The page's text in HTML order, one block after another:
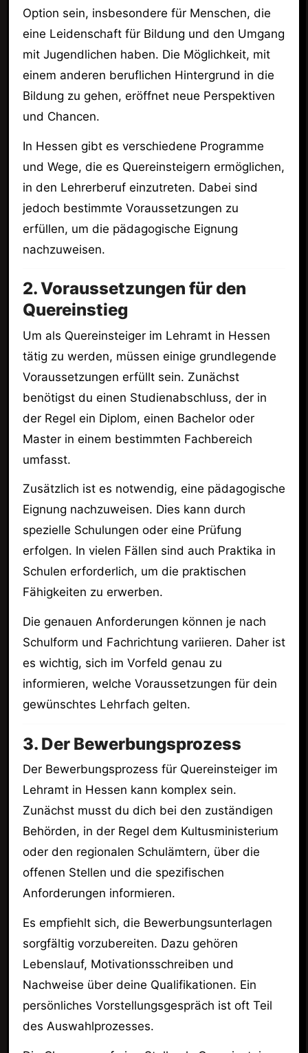
Option sein, insbesondere für Menschen, die
eine Leidenschaft für Bildung und den Umgang
mit Jugendlichen haben. Die Möglichkeit, mit
einem anderen beruflichen Hintergrund in die
Bildung zu gehen, eröffnet neue Perspektiven
und Chancen.
In Hessen gibt es verschiedene Programme
und Wege, die es Quereinsteigern ermöglichen,
in den Lehrerberuf einzutreten. Dabei sind
jedoch bestimmte Voraussetzungen zu
erfüllen, um die pädagogische Eignung
nachzuweisen.
2. Voraussetzungen für den
Quereinstieg
Um als Quereinsteiger im Lehramt in Hessen
tätig zu werden, müssen einige grundlegende
Voraussetzungen erfüllt sein. Zunächst
benötigst du einen Studienabschluss, der in
der Regel ein Diplom, einen Bachelor oder
Master in einem bestimmten Fachbereich
umfasst.
Zusätzlich ist es notwendig, eine pädagogische
Eignung nachzuweisen. Dies kann durch
spezielle Schulungen oder eine Prüfung
erfolgen. In vielen Fällen sind auch Praktika in
Schulen erforderlich, um die praktischen
Fähigkeiten zu erwerben.
Die genauen Anforderungen können je nach
Schulform und Fachrichtung variieren. Daher ist
es wichtig, sich im Vorfeld genau zu
informieren, welche Voraussetzungen für dein
gewünschtes Lehrfach gelten.
3. Der Bewerbungsprozess
Der Bewerbungsprozess für Quereinsteiger im
Lehramt in Hessen kann komplex sein.
Zunächst musst du dich bei den zuständigen
Behörden, in der Regel dem Kultusministerium
oder den regionalen Schulämtern, über die
offenen Stellen und die spezifischen
Anforderungen informieren.
Es empfiehlt sich, die Bewerbungsunterlagen
sorgfältig vorzubereiten. Dazu gehören
Lebenslauf, Motivationsschreiben und
Nachweise über deine Qualifikationen. Ein
persönliches Vorstellungsgespräch ist oft Teil
des Auswahlprozesses.